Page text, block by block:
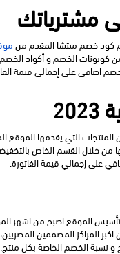
كود خصم ميتشا المقدم من
اضافي على إجمالي قيمة
على إجمالي قيمة الفاتورة.
نسبة الخصم الخاصة بكل منتج.